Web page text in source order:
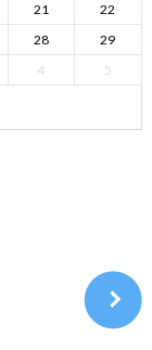
21
22
28
29
4 5